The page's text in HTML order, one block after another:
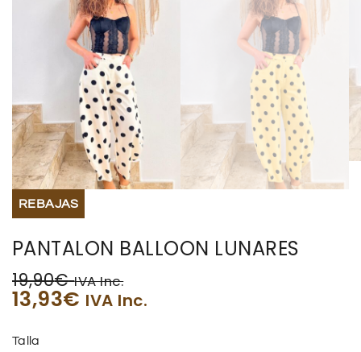
REBAJAS
PANTALON BALLOON LUNARES
19,90€ IVA Inc.
13,93€ IVA Inc.
Talla